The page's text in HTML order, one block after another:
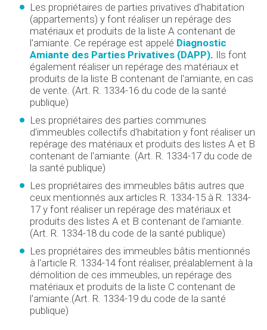
Les propriétaires de parties privatives d'habitation
(appartements) y font réaliser un repérage des
matériaux et produits de la liste A contenant de
l'amiante. Ce repérage est appelé Diagnostic
Amiante des Parties Privatives (DAPP). Ils font
également réaliser un repérage des matériaux et
produits de la liste B contenant de l'amiante, en cas
de vente. (Art. R. 1334-16 du code de la santé
publique)
Les propriétaires des parties communes
d'immeubles collectifs d'habitation y font réaliser un
repérage des matériaux et produits des listes A et B
contenant de l'amiante. (Art. R. 1334-17 du code de
la santé publique)
Les propriétaires des immeubles bâtis autres que
ceux mentionnés aux articles R. 1334-15 à R. 1334-
17 y font réaliser un repérage des matériaux et
produits des listes A et B contenant de l'amiante.
(Art. R. 1334-18 du code de la santé publique)
Les propriétaires des immeubles bâtis mentionnés
à l'article R. 1334-14 font réaliser, préalablement à la
démolition de ces immeubles, un repérage des
matériaux et produits de la liste C contenant de
l'amiante.(Art. R. 1334-19 du code de la santé
publique)